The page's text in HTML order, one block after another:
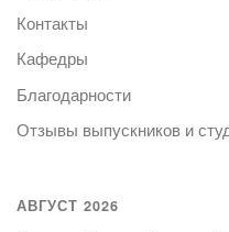
Контакты
Кафедры
Благодарности
Отзывы выпускников и
АВГУСТ 2026